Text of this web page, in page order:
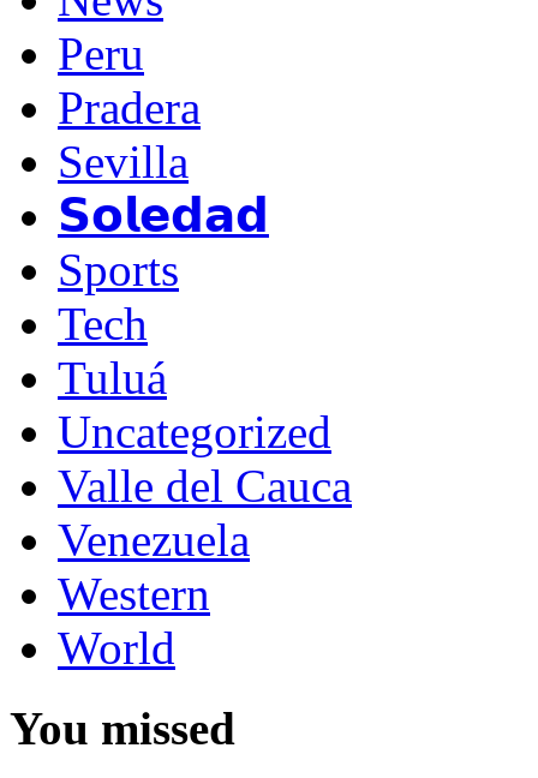
Peru
Pradera
Sevilla
𝗦𝗼𝗹𝗲𝗱𝗮𝗱
Sports
Tech
Tuluá
Uncategorized
Valle del Cauca
Venezuela
Western
World
You missed